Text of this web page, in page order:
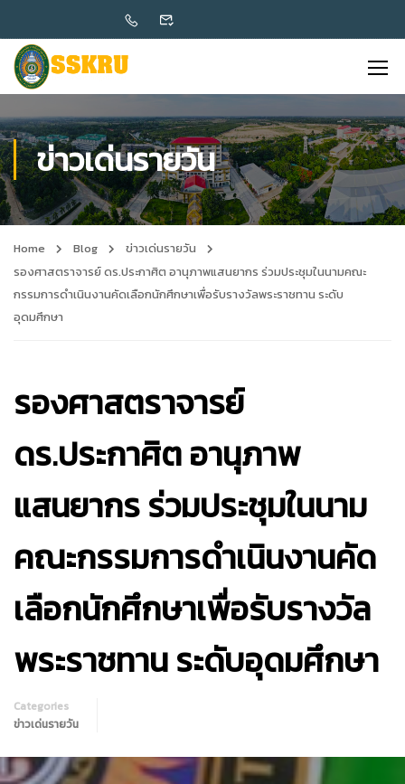
ข่าวเด่นรายวัน
Home Blog
ข่าวเด่นรายวัน
รองศาสตราจารย์ ดร.ประกาศิต อานุภาพแสนยากร ร่วมประชุมในนามคณะ
กรรมการดำเนินงานคัดเลือกนักศึกษาเพื่อรับรางวัลพระราชทาน ระดับ
อุดมศึกษา
รองศาสตราจารย์
ดร.ประกาศิต อานุภาพ
แสนยากร ร่วมประชุมในนาม
คณะกรรมการดำเนินงานคัด
เลือกนักศึกษาเพื่อรับรางวัล
พระราชทาน ระดับอุดมศึกษา
Categories
ข่าวเด่นรายวัน